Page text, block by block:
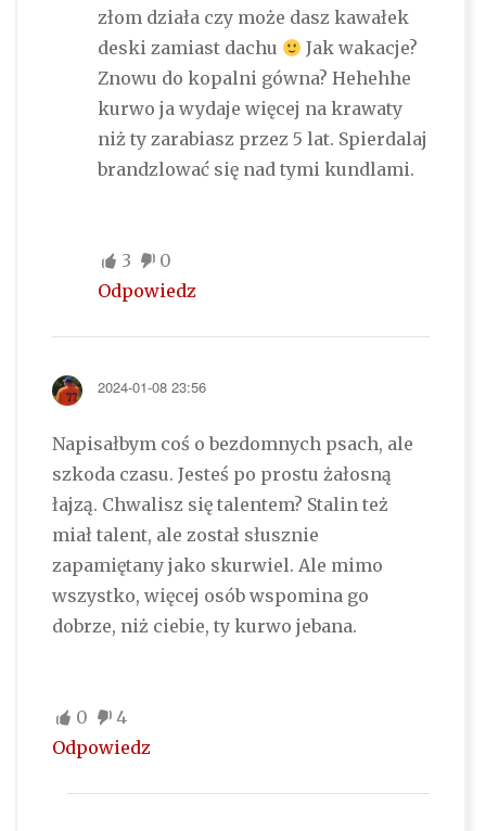
złom działa czy może dasz kawałek
deski zamiast dachu
Jak wakacje?
Znowu do kopalni gówna? Hehehhe
kurwo ja wydaje więcej na krawaty
niż ty zarabiasz przez 5 lat. Spierdalaj
brandzlować się nad tymi kundlami.
3
0
Odpowiedz
2024-01-08 23:56
Napisałbym coś o bezdomnych psach, ale
szkoda czasu. Jesteś po prostu żałosną
łajzą. Chwalisz się talentem? Stalin też
miał talent, ale został słusznie
zapamiętany jako skurwiel. Ale mimo
wszystko, więcej osób wspomina go
dobrze, niż ciebie, ty kurwo jebana.
0
4
Odpowiedz